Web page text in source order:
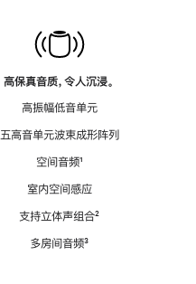
高保真音质，令人沉浸。
高振幅低音单元
五高音单元波束成形阵列
空间音频脚
¹
室内空间感应
支持立体声组合脚
²
多房间音频脚
³